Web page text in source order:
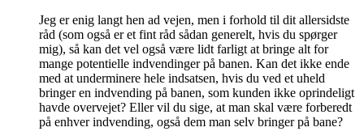
Jeg er enig langt hen ad vejen, men i forhold til dit allersidste
råd (som også er et fint råd sådan generelt, hvis du spørger
mig), så kan det vel også være lidt farligt at bringe alt for
mange potentielle indvendinger på banen. Kan det ikke ende
med at underminere hele indsatsen, hvis du ved et uheld
bringer en indvending på banen, som kunden ikke oprindeligt
havde overvejet? Eller vil du sige, at man skal være forberedt
på enhver indvending, også dem man selv bringer på bane?